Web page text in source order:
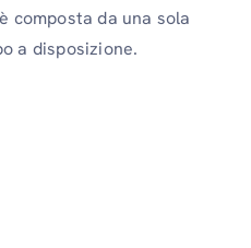
composta da una sola
a disposizione.